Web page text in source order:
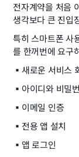
전자계약을 처음
생각보다 큰 진입
특히 스마트폰 사
를 한꺼번에 요구
▪️ 새로운 서비스
▪️ 아이디와 비밀
▪️ 이메일 인증
▪️ 전용 앱 설치
▪️ 앱 로그인